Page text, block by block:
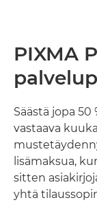
PIXMA
Säästä jopa
vastaava
lisämaksua,
sitten
yhtä